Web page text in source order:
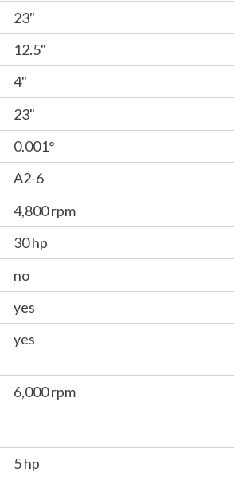
23"
12.5"
4"
23"
0.001°
A2-6
4,800 rpm
30 hp
no
yes
yes
6,000 rpm
5 hp